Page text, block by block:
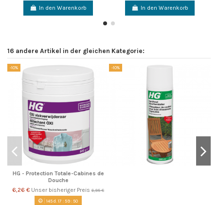
In den Warenkorb In den Warenkorb
16 andere Artikel in der gleichen Kategorie:
-10%
HG - Protection Totale-Cabines de
Douche
6,26 € Unser bisheriger Preis 6,95 €
145d. 17 :59:49
-10%